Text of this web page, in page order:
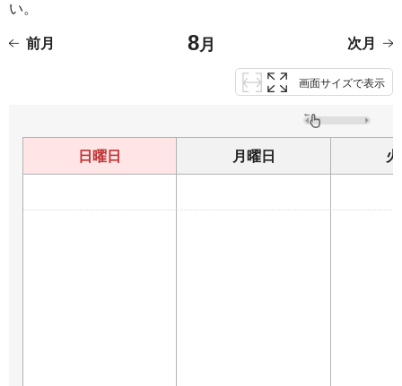
い。
前月 8月 次月
画面サイズで表示
日曜日 月曜日